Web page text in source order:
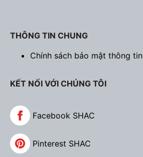
THÔNG TIN CHUNG
Chính sách bảo mật thông tin
KẾT NỐI VỚI CHÚNG TÔI
Facebook SHAC
Pinterest SHAC